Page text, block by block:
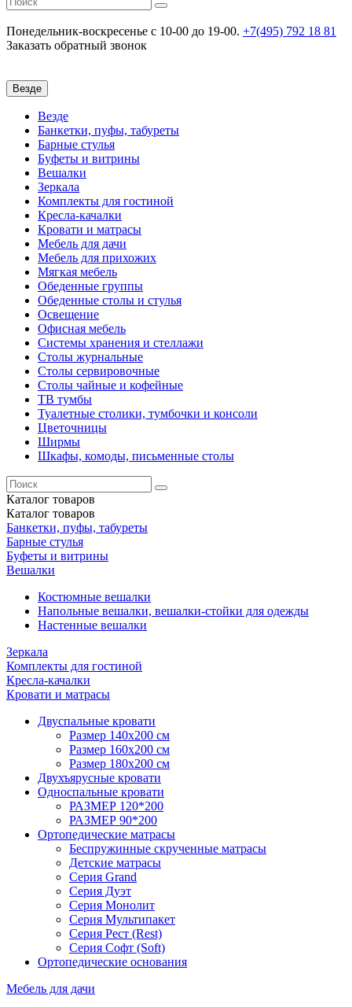
Понедельник-воскресенье c 10-00 до 19-00. +7(495) 792 18 81
Заказать обратный звонок
Везде
Везде
Банкетки, пуфы, табуреты
Барные стулья
Буфеты и витрины
Вешалки
Зеркала
Комплекты для гостиной
Кресла-качалки
Кровати и матрасы
Мебель для дачи
Мебель для прихожих
Мягкая мебель
Обеденные группы
Обеденные столы и стулья
Освещение
Офисная мебель
Системы хранения и стеллажи
Столы журнальные
Столы сервировочные
Столы чайные и кофейные
ТВ тумбы
Туалетные столики, тумбочки и консоли
Цветочницы
Ширмы
Шкафы, комоды, письменные столы
Каталог товаров
Каталог товаров
Банкетки, пуфы, табуреты
Барные стулья
Буфеты и витрины
Вешалки
Костюмные вешалки
Напольные вешалки, вешалки-стойки для одежды
Настенные вешалки
Зеркала
Комплекты для гостиной
Кресла-качалки
Кровати и матрасы
Двуспальные кровати
Размер 140х200 см
Размер 160х200 см
Размер 180х200 см
Двухъярусные кровати
Односпальные кровати
РАЗМЕР 120*200
РАЗМЕР 90*200
Ортопедические матрасы
Беспружинные скрученные матрасы
Детские матрасы
Серия Grand
Серия Дуэт
Серия Монолит
Серия Мультипакет
Серия Рест (Rest)
Серия Софт (Soft)
Ортопедические основания
Мебель для дачи